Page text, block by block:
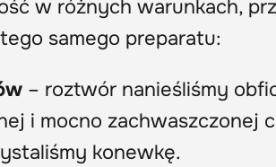
w różnych warunkach,
samego preparatu:
– roztwór nanieśliśmy
i mocno zachwaszczonej
konewkę.